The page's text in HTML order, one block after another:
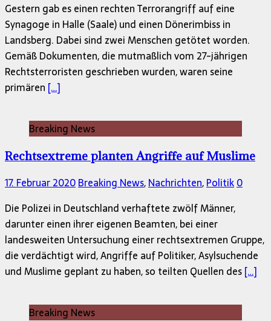
Gestern gab es einen rechten Terrorangriff auf eine
Synagoge in Halle (Saale) und einen Dönerimbiss in
Landsberg. Dabei sind zwei Menschen getötet worden.
Gemäß Dokumenten, die mutmaßlich vom 27-jährigen
Rechtsterroristen geschrieben wurden, waren seine
primären […]
Breaking News
Rechtsextreme planten Angriffe auf Muslime
17. Februar 2020Breaking News,Nachrichten,Politik0
Die Polizei in Deutschland verhaftete zwölf Männer,
darunter einen ihrer eigenen Beamten, bei einer
landesweiten Untersuchung einer rechtsextremen Gruppe,
die verdächtigt wird, Angriffe auf Politiker, Asylsuchende
und Muslime geplant zu haben, so teilten Quellen des[…]
Breaking News